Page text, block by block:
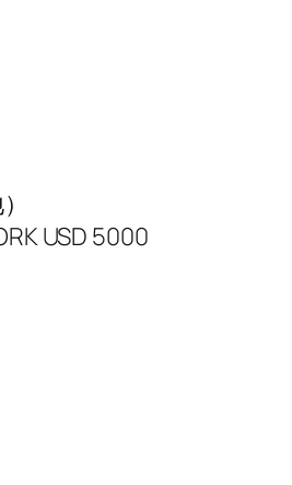
USD 5000